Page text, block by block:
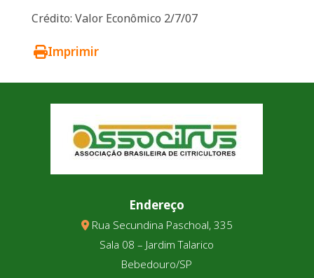
Crédito: Valor Econômico 2/7/07
Imprimir
Endereço
Rua Secundina Paschoal, 335
Sala 08 – Jardim Talarico
Bebedouro/SP